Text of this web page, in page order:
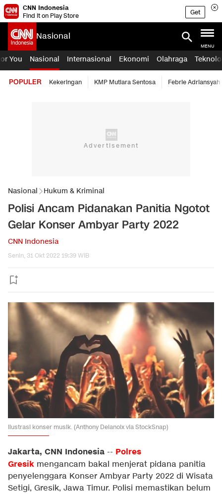
CNN Indonesia
Find it on Play Store
Get
Nasional
MENU
You Nasional Internasional Ekonomi Olahraga
POPULER Kekeringan KMP Mutiara Sentosa Febrie Adriansyah
Nasional Hukum & Kriminal
Polisi Ancam Pidanakan Panitia Ngotot
Gelar Konser Ambyar Party 2022
CNN Indonesia
Senin, 31 Okt 2022 19:39 WIB
Ilustrasi konser musik. (Anthony Delanoix via StockSnap)
Jakarta, CNN Indonesia -- Polres
Gresik mengancam bakal menjerat pidana panitia
penyelenggara Konser Ambyar Party 2022 di Wisata
Setigi, Gresik, Jawa Timur. Polisi memastikan belum